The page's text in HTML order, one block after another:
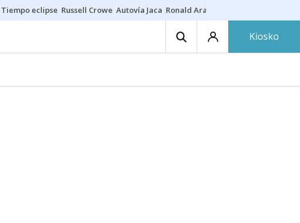
Tiempo eclipse Russell Crowe Autovía Jaca Ronald Araújo
Kiosko